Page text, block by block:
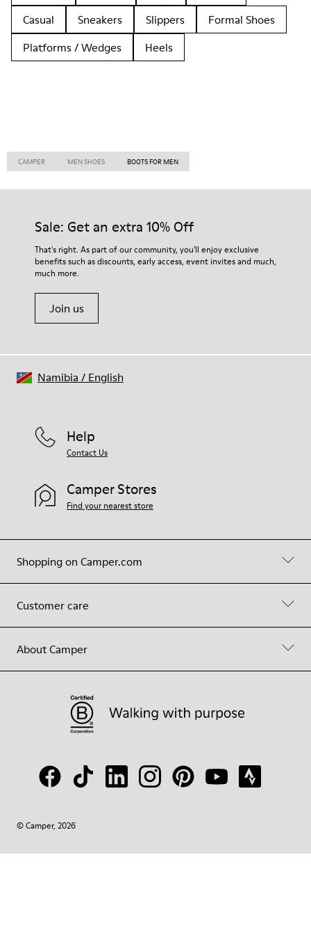
Casual
Sneakers Slippers
Formal Shoes
Platforms / Wedges
Heels
CAMPER MEN SHOES BOOTS FOR MEN
Sale: Get an extra 10% Off
That's right. As part of our community, you'll enjoy exclusive
benefits such as discounts, early access, event invites and much,
much more.
Join us
Shopping on Camper.com
Customer care
About Camper
Help
Contact Us
Camper Stores
Find your nearest store
© Camper, 2026
Namibia / English